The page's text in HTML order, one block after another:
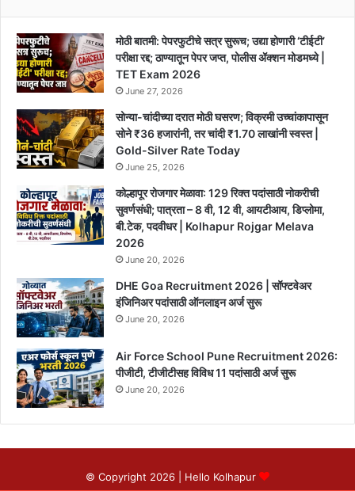
मोठी बातमी: पेपरफुटीचे सत्र सुरूच; उद्या होणारी ‘टीईटी’
परीक्षा रद्द; ठाण्यातून पेपर जप्त, पोलीस ॲक्शन मोडमध्ये |
TET Exam 2026
June 27, 2026
सोन्या-चांदीच्या दरात मोठी घसरण; विक्रमी उच्चांकापासून
सोने ₹36 हजारांनी, तर चांदी ₹1.70 लाखांनी स्वस्त |
Gold-Silver Rate Today
June 25, 2026
कोल्हापूर रोजगार मेळावा: 129 रिक्त पदांसाठी नोकरीची
सुवर्णसंधी; पात्रता – 8 वी, 12 वी, आयटीआय, डिप्लोमा,
बी.टेक, पदवीधर | Kolhapur Rojgar Melava
2026
June 20, 2026
DHE Goa Recruitment 2026 | सॉफ्टवेअर
इंजिनिअर पदांसाठी ऑनलाइन अर्ज सुरू
June 20, 2026
Air Force School Pune Recruitment 2026:
पीजीटी, टीजीटीसह विविध 11 पदांसाठी अर्ज सुरू
June 20, 2026
© Copyright 2026 | Hello Kolhapur